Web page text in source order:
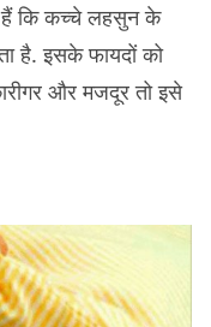
हैं कि कच्चे लहसुन के
है. इसके फायदों को
और मजदूर तो इसे